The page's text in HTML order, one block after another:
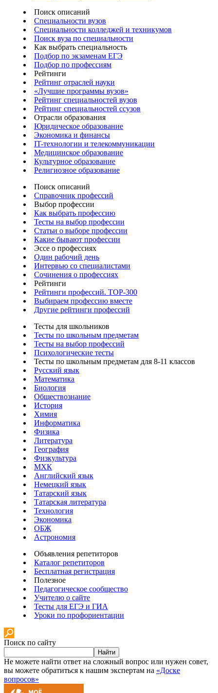
Поиск описаний
Специальности вузов
Специальности колледжей и техникумов
Поиск вуза по специальности
Как выбрать специальность
Подбор по экзаменам ЕГЭ
Подбор по профессиям
Рейтинги
Рейтинг отраслей науки
«Лучшие программы вузов»
Рейтинг специальностей вузов
Рейтинг специальностей ссузов
Отрасли образования
Юридическое образование
Экономика и финансы
IT-технологии и телекоммуникации
Медицинское образование
Культурное образование
Религиозное образование
Поиск описаний
Справочник профессий
Выбор профессии
Как выбрать профессию
Тесты на выбор профессии
Статьи о выборе профессии
Какие бывают профессии
Эссе о профессиях
Один рабочий день
Интервью со специалистами
Сочинения о профессиях
Рейтинги
Рейтинги профессий. TOP-300
Выбираем профессию вместе
Другие рейтинги профессий
Тесты для школьников
Тесты по школьным предметам
Тесты на выбор профессий
Психологические тесты
Тесты по школьным предметам для 8-11 классов
Русский язык
Математика
Биология
Обществознание
История
Химия
Информатика
Физика
Литература
География
Физкультура
МХК
Английский язык
Немецкий язык
Татарский язык
Татарская литература
Технология
Экономика
ОБЖ
Астрономия
Объявления репетиторов
Каталог репетиторов
Бесплатная регистрация
Полезное
Педагогическое сообщество
Учителю о сайте
Тесты для ЕГЭ и ГИА
Уроки по профориентации
Поиск по сайту
Найти
Не можете найти ответ на сложный вопрос или нужен совет,
вы можете обратиться к нашим экспертам на «Доске
вопросов»